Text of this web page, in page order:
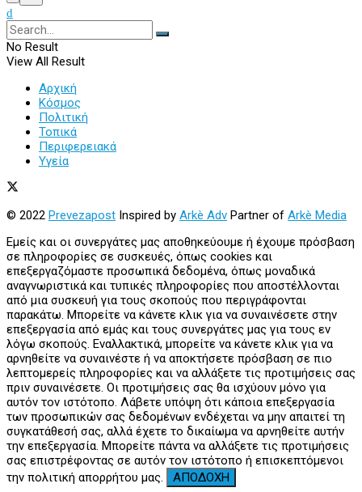
No Result
View All Result
Αρχική
Κόσμος
Πολιτική
Τοπικά
Περιφερειακά
Υγεία
© 2022 Prevezapost Inspired by Arkè Adv Partner of Arkè Media
Εμείς και οι συνεργάτες μας αποθηκεύουμε ή έχουμε πρόσβαση
σε πληροφορίες σε συσκευές, όπως cookies και
επεξεργαζόμαστε προσωπικά δεδομένα, όπως μοναδικά
αναγνωριστικά και τυπικές πληροφορίες που αποστέλλονται
από μια συσκευή για τους σκοπούς που περιγράφονται
παρακάτω. Μπορείτε να κάνετε κλικ για να συναινέσετε στην
επεξεργασία από εμάς και τους συνεργάτες μας για τους εν
λόγω σκοπούς. Εναλλακτικά, μπορείτε να κάνετε κλικ για να
αρνηθείτε να συναινέστε ή να αποκτήσετε πρόσβαση σε πιο
λεπτομερείς πληροφορίες και να αλλάξετε τις προτιμήσεις σας
πριν συναινέσετε. Οι προτιμήσεις σας θα ισχύουν μόνο για
αυτόν τον ιστότοπο. Λάβετε υπόψη ότι κάποια επεξεργασία
των προσωπικών σας δεδομένων ενδέχεται να μην απαιτεί τη
συγκατάθεσή σας, αλλά έχετε το δικαίωμα να αρνηθείτε αυτήν
την επεξεργασία. Μπορείτε πάντα να αλλάξετε τις προτιμήσεις
σας επιστρέφοντας σε αυτόν τον ιστότοπο ή επισκεπτόμενοι
την πολιτική απορρήτου μας.
ΑΠΟΔΟΧΗ